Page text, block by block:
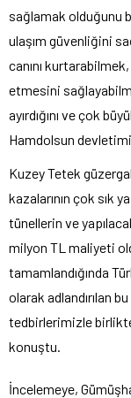
sağlamak olduğunu
ulaşım güvenliğini
canını
etmesini
ayırdığını ve çok
Hamdolsun
Kuzey Tetek
kazalarının çok sık
tünellerin ve
milyon TL maliyeti
tamamlandığında
olarak adlandırılan
tedbirlerimizle
konuştu.
İncelemeye,